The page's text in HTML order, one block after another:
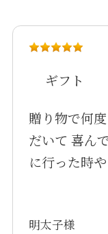
ギフト
贈り物で何
だいて 喜ん
に行った時
明太子様